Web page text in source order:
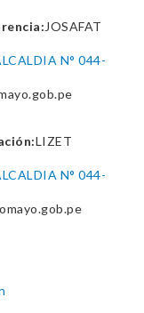
JOSAFAT
N° 044-
LIZET
N° 044-